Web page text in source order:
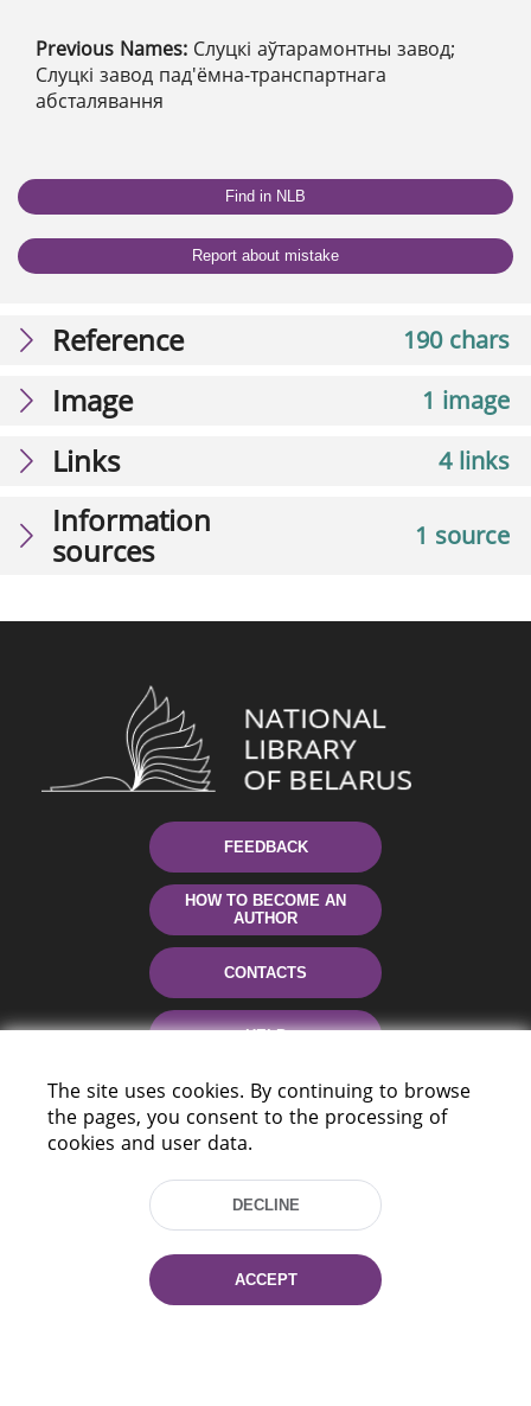
Previous Names: Слуцкі аўтарамонтны завод;
Слуцкі завод пад'ёмна-транспартнага
абсталявання
Find in NLB
Report about mistake
190 chars
Reference
1 image
Image
4 links
Links
1 source
Information
sources
FEEDBACK
HOW TO BECOME AN
AUTHOR
CONTACTS
HELP
220114, Niezaležnasci Ave. 116, Minsk,
The site uses cookies. By continuing to browse
the pages, you consent to the processing of
cookies and user data.
DECLINE
ACCEPT